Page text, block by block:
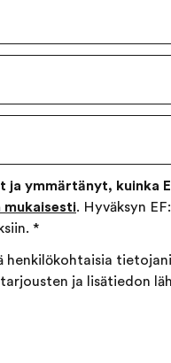
ja ymmärtänyt, kuinka
mukaisesti. Hyväksyn
*
henkilökohtaisia
ja lisätiedon